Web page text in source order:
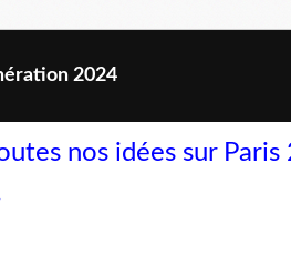
2024
nos idées sur